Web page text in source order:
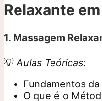
Relaxante
1. Massagem
💡Aulas Teóricas:
Fundamentos
O que é o